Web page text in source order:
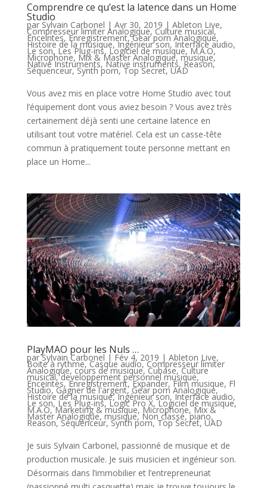
Comprendre ce qu’est la latence dans un Home
Studio
par Sylvain Carbonel | Avr 30, 2019 | Ableton Live,
Compresseur limiter Analogique, Culture musical,
Enceintes,Enregistrement,Gear porn Analogique,
Histoire de la musique,Ingénieur son,Interface audio,
Le son, Les Plug-ins,Logiciel de musique,M.A.O,
Microphone, Mix & Master Analogique,musique,
Native Instruments,Native instruments,Reason,
Séquenceur,Synth porn,Top Secret,UAD
Vous avez mis en place votre Home Studio avec tout
l’équipement dont vous aviez besoin ? Vous avez très
certainement déjà senti une certaine latence en
utilisant tout votre matériel. Cela est un casse-tête
commun à pratiquement toute personne mettant en
place un Home...
PlayMAO pour les Nuls …
parSylvain Carbonel | Fév 4, 2019 | Ableton Live,
Boite à rythme,Casque audio,Compresseur limiter
Analogique,cours de musique,Cubase,Culture
musical,developpement personnel musique,
Enceintes,Enregistrement,Expander,Film musique, Fl
Studio,Gagner de l'argent, Gear porn Analogique,
Histoire de la musique,Ingénieur son,Interface audio,
Le son, Les Plug-ins,Logic Pro X,Logiciel de musique,
M.A.O,Marketing & musique,Microphone,Mix &
Master Analogique, musique, Non classé,piano,
Reason, Séquenceur,Synth porn,Top Secret,UAD
Je suis Sylvain Carbonel, passionné de musique et de
production musicale. Je suis musicien et ingénieur son.
Désormais dans l’immobilier et l’entrepreneuriat